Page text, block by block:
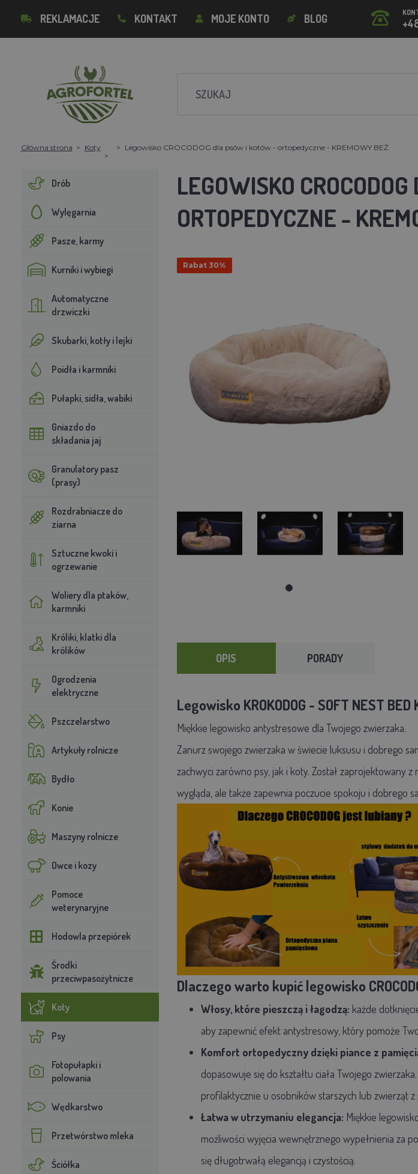
REKLAMACJE KONTAKT MOJE KONTO BLOG
Główna strona Koty Legowisko CROCODOG dla psów i kotów - ortopedyczne - KREMOWY BEŻ
Drób
Wylęgarnia
Pasze, karmy
Kurniki i wybiegi
Automatyczne
drzwiczki
Skubarki, kotły i lejki
Poidła i karmniki
Pułapki, sidła, wabiki
Gniazdo do
składania jaj
Granulatory pasz
(prasy)
Rozdrabniacze do
ziarna
Sztuczne kwoki i
ogrzewanie
Woliery dla ptaków,
karmniki
Króliki, klatki dla
królików
Ogrodzenia
elektryczne
Pszczelarstwo
Artykuły rolnicze
Bydło
Konie
Maszyny rolnicze
Owce i kozy
Pomoce
weterynaryjne
Hodowla przepiórek
Środki
przeciwpasożytnicze
Koty
Psy
Fotopułapki i
polowania
Wędkarstwo
Przetwórstwo mleka
Ściółka
LEGOWISKO
ORTOPEDYCZNE -
Rabat 30%
OPIS PORADY
Legowisko KROKODOG - SOFT NEST BED
Miękkie legowisko antystresowe dla Twojego zwierzaka.
Zanurz swojego zwierzaka w świecie luksusu i dobrego
zachwyci zarówno psy, jak i koty. Został zaprojektowany
wygląda, ale także zapewnia poczucie spokoju i dobrego
Dlaczego warto kupić legowisko
Włosy, które pieszczą i łagodzą: każde
aby zapewnić efekt antystresowy, który pomoże
Komfort ortopedyczny dzięki piance z
dopasowuje się do kształtu ciała Twojego
profilaktycznie u osobników starszych lub zwierząt
Łatwa w utrzymaniu elegancja: Miękkie
możliwości wyjęcia wewnętrznego wypełnienia za
się długotrwałą elegancją i czystością.